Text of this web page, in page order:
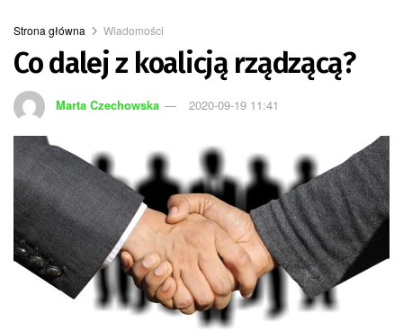
Strona główna Wiadomości
Co dalej z koalicją rządzącą?
Marta Czechowska 2020-09-19 11:41